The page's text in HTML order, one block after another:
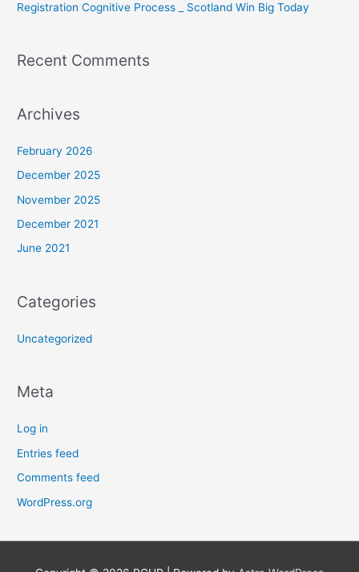
Registration Cognitive Process _ Scotland Win Big Today
Recent Comments
Archives
February 2026
December 2025
November 2025
December 2021
June 2021
Categories
Uncategorized
Meta
Log in
Entries feed
Comments feed
WordPress.org